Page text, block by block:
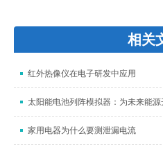
相关
红外热像仪在电子研发中应用
太阳能电池列阵模拟器：为未来能
家用电器为什么要测泄漏电流